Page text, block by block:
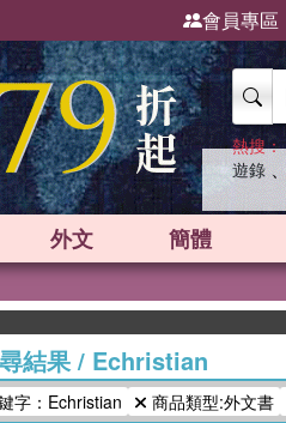
會員專區
熱搜：
遊錄 、
外文 簡體
結果/ Echristian
字：Echristian 商品類型:外文書